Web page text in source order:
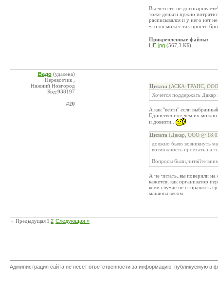
Вы чего то не
тоже деньги нужно
расписывался и у него нет
что он может так просто
Прикрепленные файлы:
НП.jpg (567,3 КБ)
Вадо (удалена)
Перевозчик ,
Нижний Новгород
Код:938197
#20
Цитата (АСКА-ТРАНС, ООО
Хочется поддержать Дакар
А как "везти" если
Единственное,чем их можно
и довезти..
Цитата (Дакар, ООО @
должно было возникнуть
возможность проехать на
Вопросы были,читайте
А че читать..вы поверили на
кажется, как организатор
коем случае не отправлять
машины весом..
« Предыдущая 1 2 Следующая »
Администрация сайта не несет ответственности за информацию, публикуемую